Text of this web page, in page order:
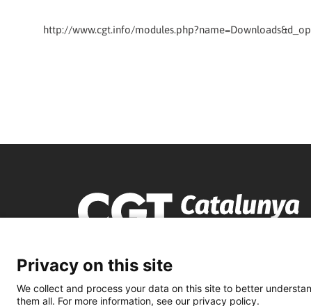
http://www.cgt.info/
Privacy on this site
We collect and process your data on this site to better
them all. For more information, see our privacy policy.